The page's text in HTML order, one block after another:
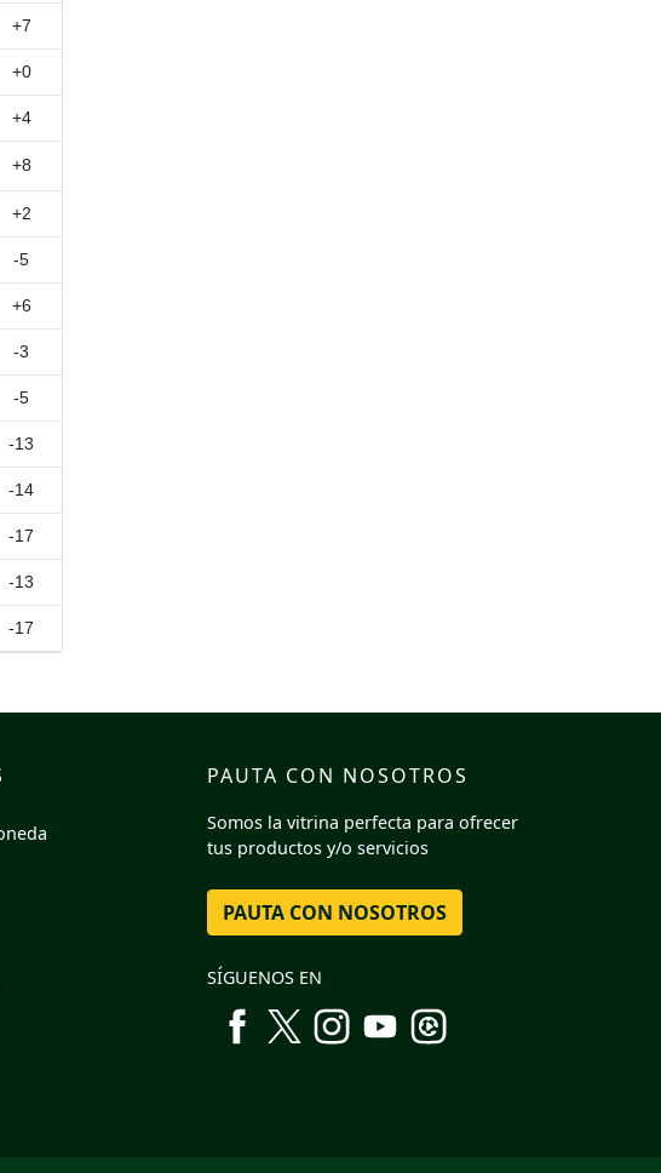
+7
+0
+4
+8
+2
-5
+6
-3
-5
-13
-14
-17
-13
-17
PAUTA CON NOSOTROS
Somos la vitrina perfecta para ofrecer
tus productos y/o servicios
PAUTA CON NOSOTROS
SÍGUENOS EN